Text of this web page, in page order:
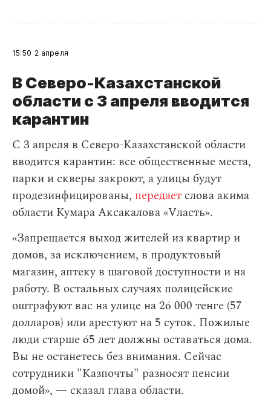
15:50 2 апреля
В Северо-Казахстанской
области с 3 апреля вводится
карантин
С 3 апреля в Северо-Казахстанской области
вводится карантин: все общественные места,
парки и скверы закроют, а улицы будут
продезинфицированы, передает слова акима
области Кумара Аксакалова «Vласть».
«Запрещается выход жителей из квартир и
домов, за исключением, в продуктовый
магазин, аптеку в шаговой доступности и на
работу. В остальных случаях полицейские
оштрафуют вас на улице на 26 000 тенге (57
долларов) или арестуют на 5 суток. Пожилые
люди старше 65 лет должны оставаться дома.
Вы не останетесь без внимания. Сейчас
сотрудники "Казпочты" разносят пенсии
домой», — сказал глава области.